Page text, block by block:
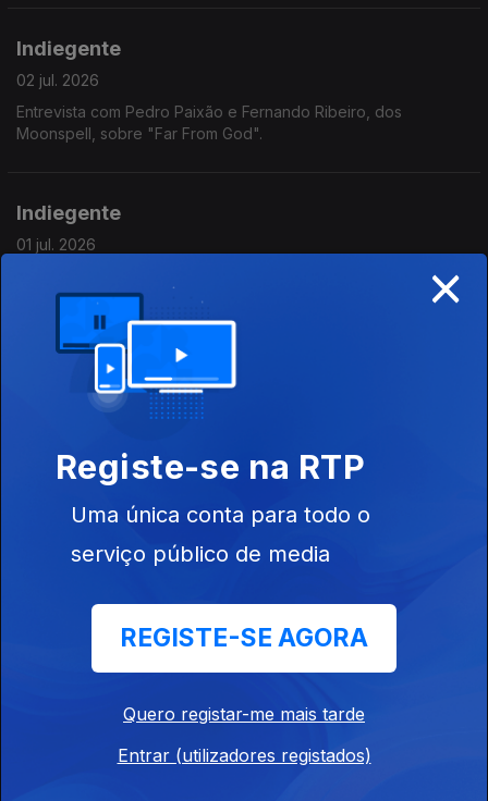
Indiegente
02 jul. 2026
Entrevista com Pedro Paixão e Fernando Ribeiro, dos
Moonspell, sobre "Far From God".
Indiegente
01 jul. 2026
Inclui entre outros Yard Act, This is Lorelei, Chelsea Wolfe, PJ
Harvey, Black Bananas....
Indiegente
30 jun. 2026
Cutie, Paul Solger, Iceage...
Indiegente
Inclui entre outros Ultra Lights, Black Wizards, Death Cab for
Cutie, Paul Solger, Iceage...
Inclui entre outros Graham Coxo, Heavy Lungs, TV Priest,
×
Registe-se na RTP
Uma única conta para todo o
serviço público de media
REGISTE-SE AGORA
Quero registar-me mais tarde
Entrar (utilizadores registados)